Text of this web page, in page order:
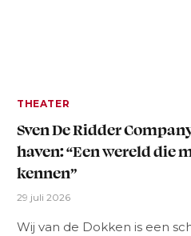
THEATER
Sven De Ridder
haven: “Een wereld die
kennen”
29 juli 2026
Wij van de Dokken is een